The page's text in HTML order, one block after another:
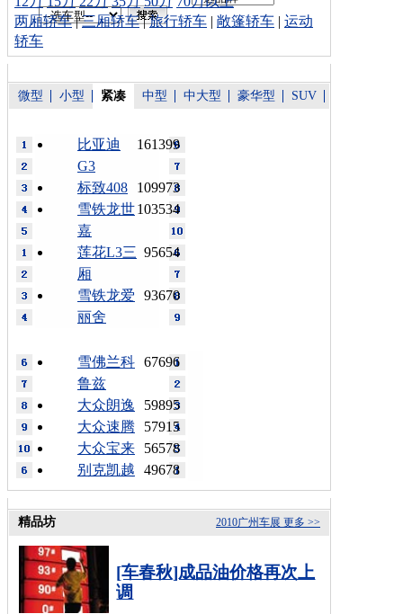
两厢轿车|三厢轿车|旅行轿车 | 敞篷轿车 | 运动
轿车
微型 小型 紧凑 中型 中大型 豪华型 SUV
161399
比亚迪
G3
109973
标致408
103534
雪铁龙世
嘉
95654
莲花L3三
厢
93670
雪铁龙爱
丽舍
67696
雪佛兰科
鲁兹
59895
大众朗逸
57915
大众速腾
56578
大众宝来
49678
别克凯越
更多 >>
2010广州车展
精品坊
[车春秋]成品油价格再次上
调